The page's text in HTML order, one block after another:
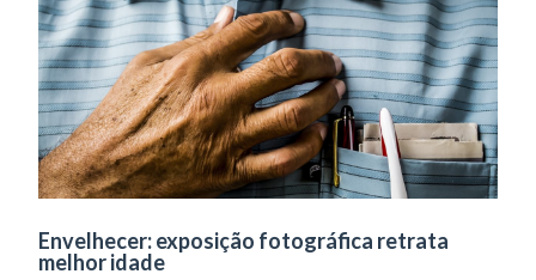
Envelhecer: exposição fotográfica retrata
melhor idade